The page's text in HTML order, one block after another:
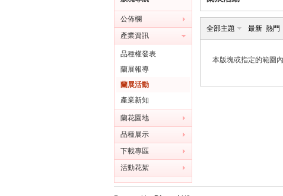
台
灣
» › ›
公佈欄
產業資訊
品種權發表
蘭展報導
蘭展活動
產業新知
蘭花園地
品種展示
下載專區
活動花絮
全部主題 最新 熱門
本版塊或指定的範圍